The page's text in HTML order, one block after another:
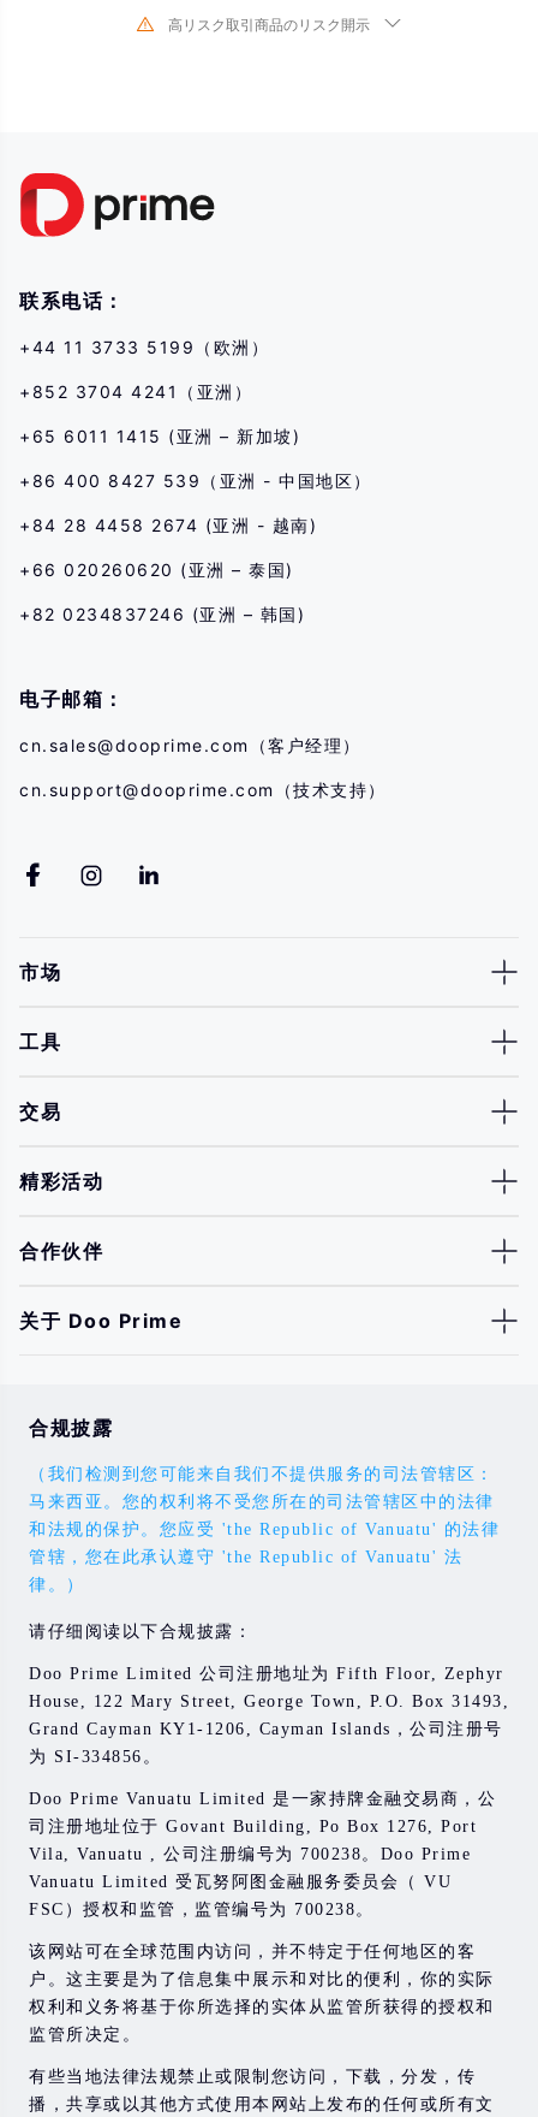
高リスク取引商品のリスク開示
い。当社がここに開示したリスクを理解できない場合は、独立した専門家の
助言を求める必要があります。
联系电话：
+44 11 3733 5199（欧洲）
+852 3704 4241（亚洲）
+65 6011 1415 (亚洲 – 新加坡)
+86 400 8427 539（亚洲 - 中国地区）
+84 28 4458 2674 (亚洲 - 越南)
+66 020260620 (亚洲 – 泰国)
+82 0234837246 (亚洲 – 韩国)
电子邮箱：
cn.sales@dooprime.com （客户经理）
cn.support@dooprime.com （技术支持）
市场
工具
交易
精彩活动
合作伙伴
关于 Doo Prime
合规披露
（我们检测到您可能来自我们不提供服务的司法管辖区：
马来西亚。您的权利将不受您所在的司法管辖区中的法律
和法规的保护。您应受 'the Republic of Vanuatu' 的法律
管辖，您在此承认遵守 'the Republic of Vanuatu' 法
律。）
请仔细阅读以下合规披露：
Doo Prime Limited 公司注册地址为 Fifth Floor, Zephyr
House, 122 Mary Street, George Town, P.O. Box 31493,
Grand Cayman KY1-1206, Cayman Islands，公司注册号
为 SI-334856。
Doo Prime Vanuatu Limited 是一家持牌金融交易商，公
司注册地址位于 Govant Building, Po Box 1276, Port
Vila, Vanuatu , 公司注册编号为 700238。Doo Prime
Vanuatu Limited 受瓦努阿图金融服务委员会（ VU
FSC）授权和监管，监管编号为 700238。
该网站可在全球范围内访问，并不特定于任何地区的客
户。这主要是为了信息集中展示和对比的便利，你的实际
权利和义务将基于你所选择的实体从监管所获得的授权和
监管所决定。
有些当地法律法规禁止或限制您访问，下载，分发，传
播，共享或以其他方式使用本网站上发布的任何或所有文